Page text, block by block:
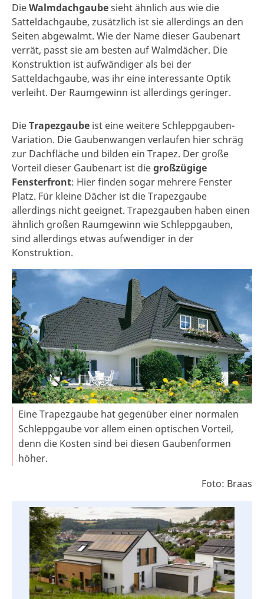
DieWalmdachgaubesieht ähnlich aus wie die
Satteldachgaube, zusätzlich ist sie allerdings an den
Seiten abgewalmt. Wie der Name dieser Gaubenart
verrät, passt sie am besten auf Walmdächer. Die
Konstruktion ist aufwändiger als bei der
Satteldachgaube, was ihr eine interessante Optik
verleiht. Der Raumgewinn ist allerdings geringer.
DieTrapezgaube ist eine weitere Schleppgauben-
Variation. Die Gaubenwangen verlaufen hier schräg
zur Dachfläche und bilden ein Trapez. Der große
Vorteil dieser Gaubenart ist diegroßzügige
Fensterfront: Hier finden sogar mehrere Fenster
Platz. Für kleine Dächer ist die Trapezgaube
allerdings nicht geeignet. Trapezgauben haben einen
ähnlich großen Raumgewinn wie Schleppgauben,
sind allerdings etwas aufwendiger in der
Konstruktion.
Eine Trapezgaube hat gegenüber einer normalen
Schleppgaube vor allem einen optischen Vorteil,
denn die Kosten sind bei diesen Gaubenformen
höher.
Foto: Braas